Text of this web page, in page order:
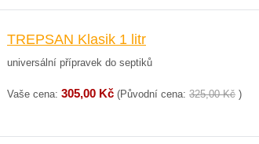
TREPSAN Klasik 1 litr
universální přípravek do septiků
Vaše cena: 305,00 Kč (Původní cena: 325,00 Kč )